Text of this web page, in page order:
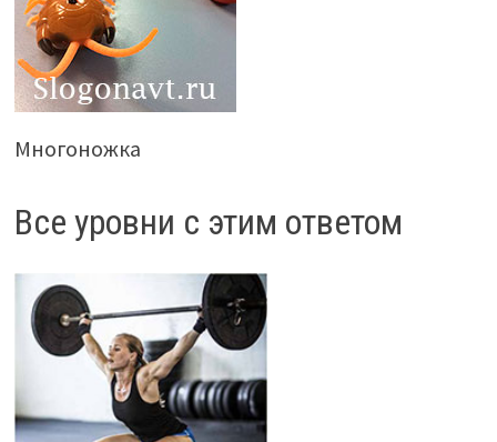
Многоножка
Все уровни с этим ответом